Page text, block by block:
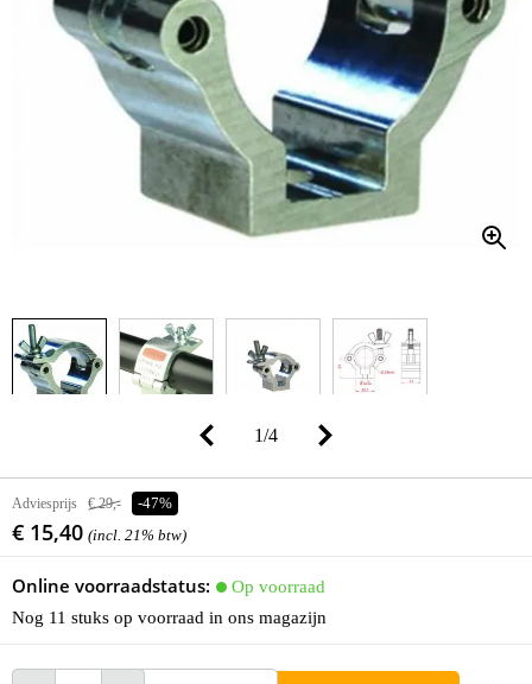
1/4
Adviesprijs € 29,- -47%
€ 15,40 (incl. 21% btw)
Online voorraadstatus:
Op voorraad
Nog 11 stuks op voorraad in ons magazijn